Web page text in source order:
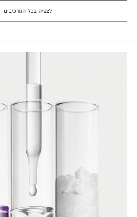
לצפיה בכל המרכיבים